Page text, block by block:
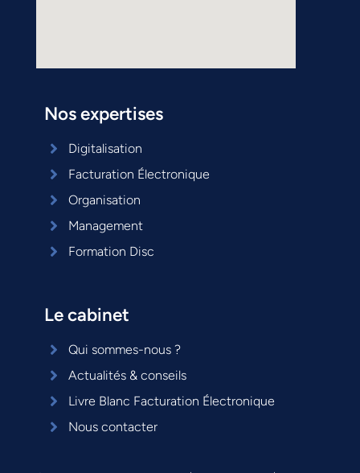
Nos expertises
Digitalisation
Facturation Électronique
Organisation
Management
Formation Disc
Le cabinet
Qui sommes-nous ?
Actualités & conseils
Livre Blanc Facturation Électronique
Nous contacter